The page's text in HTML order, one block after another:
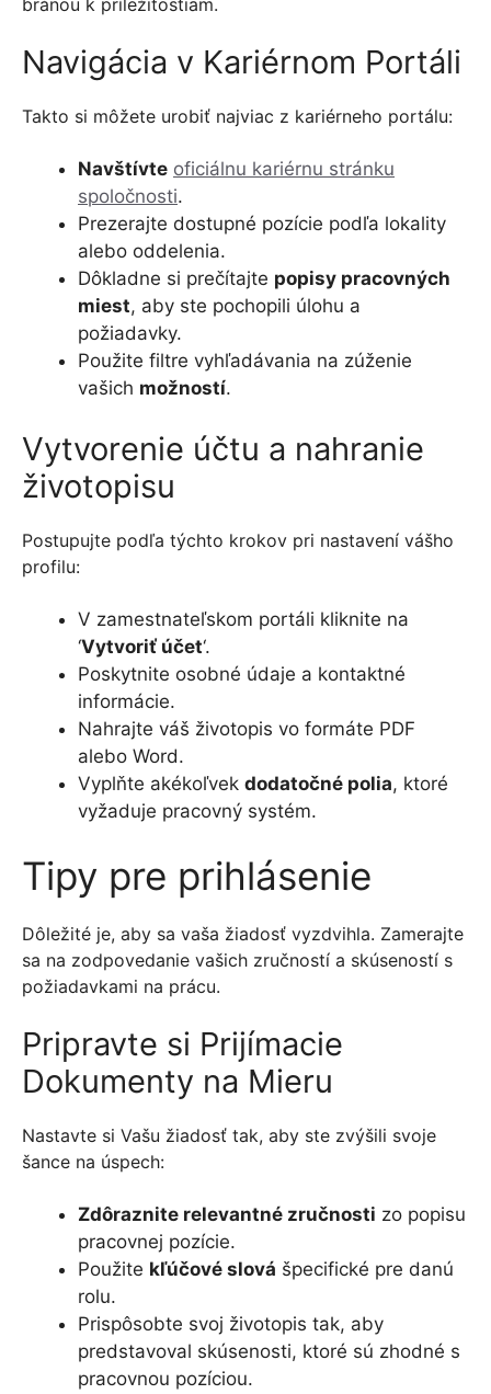
bránou k príležitostiam.
Navigácia v Kariérnom Portáli
Takto si môžete urobiť najviac z kariérneho portálu:
Navštívte oficiálnu kariérnu stránku
spoločnosti.
Prezerajte dostupné pozície podľa lokality
alebo oddelenia.
Dôkladne si prečítajte popisy pracovných
miest, aby ste pochopili úlohu a
požiadavky.
Použite filtre vyhľadávania na zúženie
vašich možností.
Vytvorenie účtu a nahranie
životopisu
Postupujte podľa týchto krokov pri nastavení vášho
profilu:
V zamestnateľskom portáli kliknite na
‘Vytvoriť účet‘.
Poskytnite osobné údaje a kontaktné
informácie.
Nahrajte váš životopis vo formáte PDF
alebo Word.
Vyplňte akékoľvek dodatočné polia, ktoré
vyžaduje pracovný systém.
Tipy pre prihlásenie
Dôležité je, aby sa vaša žiadosť vyzdvihla. Zamerajte
sa na zodpovedanie vašich zručností a skúseností s
požiadavkami na prácu.
Pripravte si Prijímacie
Dokumenty na Mieru
Nastavte si Vašu žiadosť tak, aby ste zvýšili svoje
šance na úspech:
Zdôraznite relevantné zručnosti zo popisu
pracovnej pozície.
Použite kľúčové slová špecifické pre danú
rolu.
Prispôsobte svoj životopis tak, aby
predstavoval skúsenosti, ktoré sú zhodné s
pracovnou pozíciou.